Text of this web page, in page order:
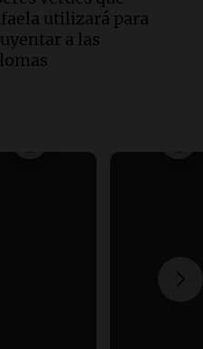
utilizará para
a las